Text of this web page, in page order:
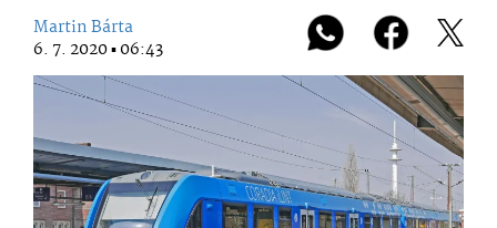
Martin Bárta
6. 7. 2020 ▪ 06:43